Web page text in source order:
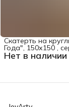
Нет в наличии
Скатерть на
Года", 150х150 ,